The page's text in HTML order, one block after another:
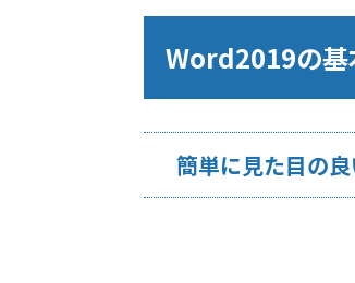
Word2019の基
簡単に見た目の